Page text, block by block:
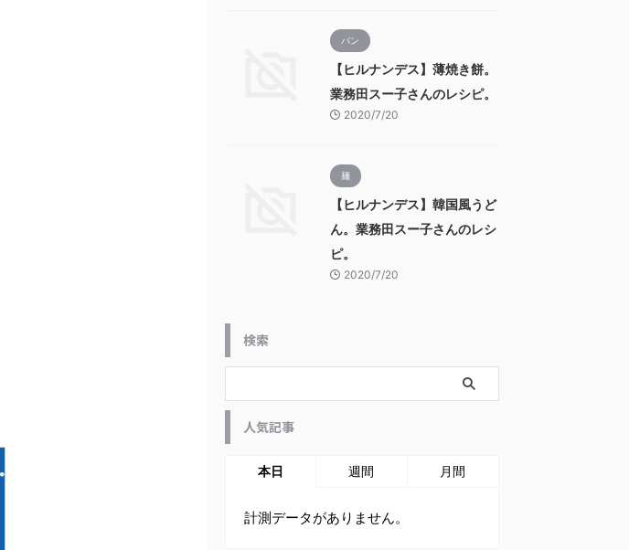
パン
【ヒルナンデス】薄焼き餅。
業務田スー子さんのレシピ。
2020/7/20
麺
【ヒルナンデス】韓国風うど
ん。業務田スー子さんのレシ
ピ。
2020/7/20
検索
人気記事
本日 週間 月間
計測データがありません。